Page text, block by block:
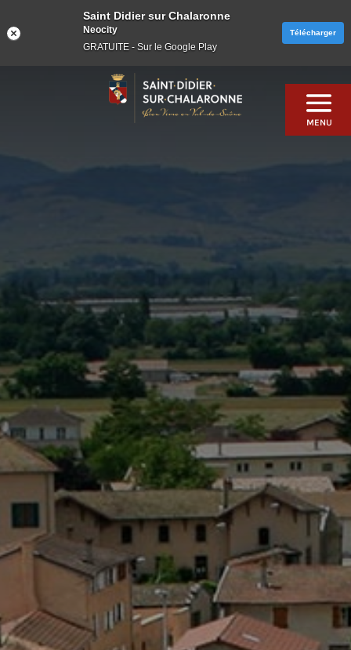
Saint Didier sur Chalaronne
Neocity
GRATUITE - Sur le Google Play
Télécharger